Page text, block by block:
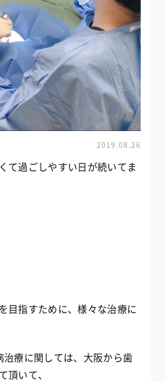
2019.08.26
て過ごしやすい日が続いてま
目指すために、様々な治療に
治療に関しては、大阪から歯
頂いて、